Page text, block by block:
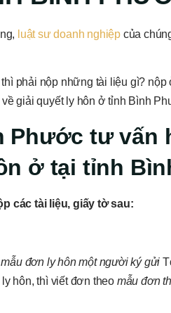
luật sư doanh nghiệp của
phải nộp những tài liệu gì?
giải quyết ly hôn ở tỉnh Bình
Phước tư vấn
ở tại tỉnh
các tài liệu, giấy tờ sau:
mẫu đơn ly hôn một người ký gửi
hôn, thì viết đơn theo mẫu đơn